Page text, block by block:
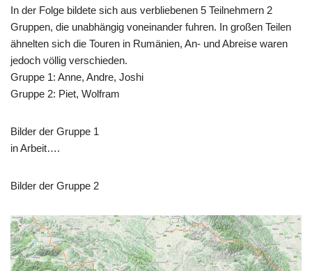
In der Folge bildete sich aus verbliebenen 5 Teilnehmern 2
Gruppen, die unabhängig voneinander fuhren. In großen Teilen
ähnelten sich die Touren in Rumänien, An- und Abreise waren
jedoch völlig verschieden.
Gruppe 1: Anne, Andre, Joshi
Gruppe 2: Piet, Wolfram
Bilder der Gruppe 1
in Arbeit….
Bilder der Gruppe 2